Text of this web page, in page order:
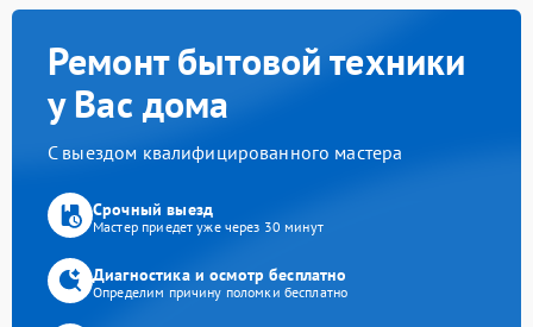
Ремонт бытовой техники
у Вас дома
С выездом квалифицированного мастера
Срочный выезд
Мастер приедет уже через 30 минут
Диагностика и осмотр бесплатно
Определим причину поломки бесплатно